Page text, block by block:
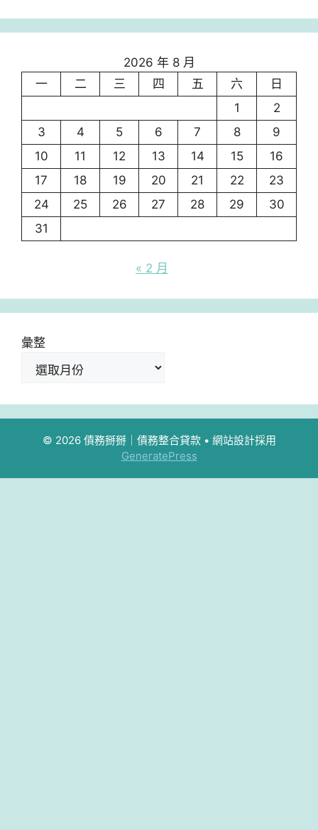
2026 年 8 月
一
二 三 四 五 六
日
1
2
3
4 5 6 7 8
9
10
11 12 13 14 15
16
17
18 19 20 21 22
23
24
25 26 27 28 29
30
31
« 2 月
彙整
© 2026 債務掰掰｜債務整合貸款• 網站設計採用
GeneratePress